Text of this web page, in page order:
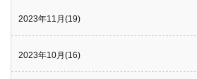
2023年11月(19)
2023年10月(16)